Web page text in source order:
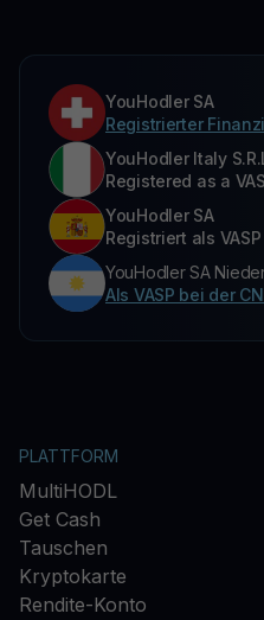
YouHodler SA
Registrierter
YouHodler Italy
Registered as a
YouHodler SA
Registriert als
YouHodler SA
Als VASP bei der
PLATTFORM
MultiHODL
Get Cash
Tauschen
Kryptokarte
Rendite-Konto